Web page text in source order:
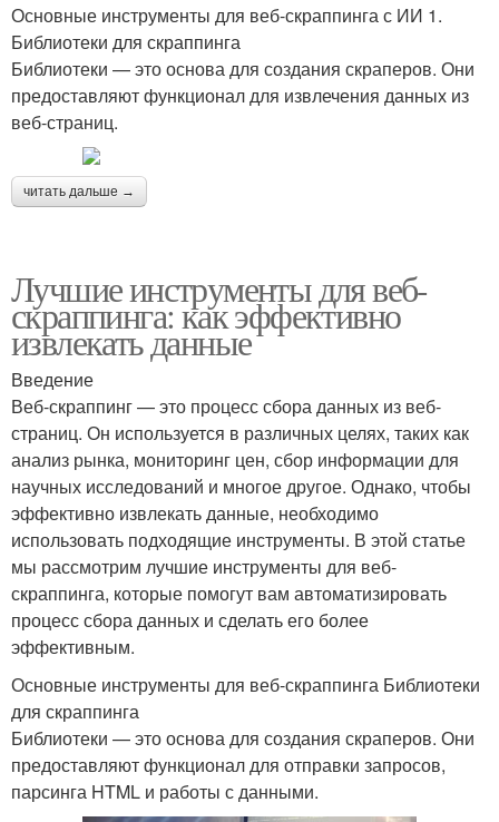
Основные инструменты для веб-скраппинга с ИИ 1.
Библиотеки для скраппинга
Библиотеки — это основа для создания скраперов. Они
предоставляют функционал для извлечения данных из
веб-страниц.
читать дальше →
Лучшие инструменты для веб-
скраппинга: как эффективно
извлекать данные
Введение
Веб-скраппинг — это процесс сбора данных из веб-
страниц. Он используется в различных целях, таких как
анализ рынка, мониторинг цен, сбор информации для
научных исследований и многое другое. Однако, чтобы
эффективно извлекать данные, необходимо
использовать подходящие инструменты. В этой статье
мы рассмотрим лучшие инструменты для веб-
скраппинга, которые помогут вам автоматизировать
процесс сбора данных и сделать его более
эффективным.
Основные инструменты для веб-скраппинга Библиотеки
для скраппинга
Библиотеки — это основа для создания скраперов. Они
предоставляют функционал для отправки запросов,
парсинга HTML и работы с данными.